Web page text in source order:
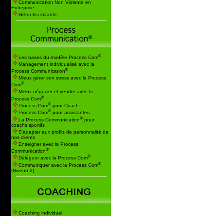
Communication Non Violente en
Entreprise
Gérer les irritants
Les bases du modèle Process Com®
Management individualisé avec la
Process Communication®
Mieux gérer son stress avec la Process
Com®
Mieux négocier et vendre avec la
Process Com®
Process Com® pour Coach
Process Com® pour assistantes
La Process Communication® pour
coachs sportifs
S'adapter aux profils de personnalité de
nos clients
Enseigner avec la Process
Communication®
Déléguer avec la Process Com®
Communiquer avec la Process Com®
(Niveau 2)
Coaching individuel